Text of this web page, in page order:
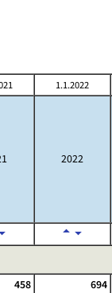
1.1.2022
2022
458 694